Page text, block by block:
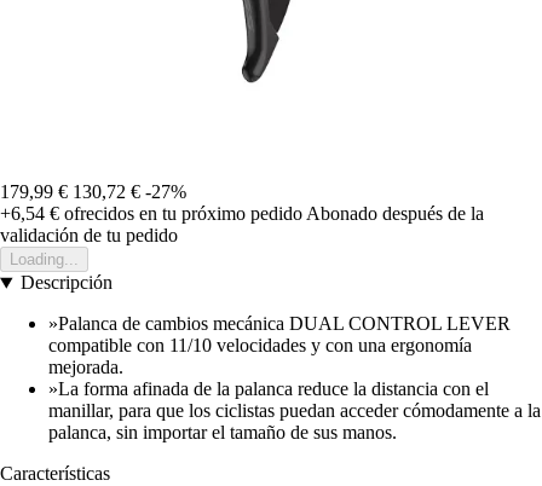
179,99 € 130,72 € -27%
+6,54 € ofrecidos en tu próximo pedidoAbonado después de la
validación de tu pedido
Loading...
Descripción
»Palanca de cambios mecánica DUAL CONTROL LEVER
compatible con 11/10 velocidades y con una ergonomía
mejorada.
»La forma afinada de la palanca reduce la distancia con el
manillar, para que los ciclistas puedan acceder cómodamente a la
palanca, sin importar el tamaño de sus manos.
Características